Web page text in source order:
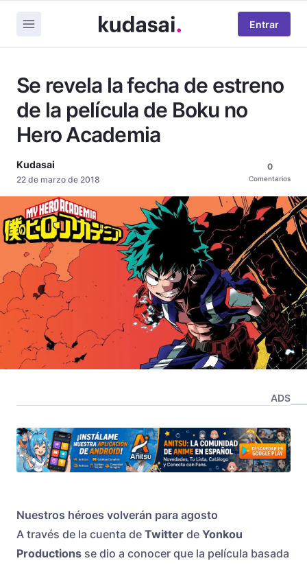
Entrar
Se revela la fecha de estreno
de la película de Boku no
Hero Academia
Kudasai
22 de marzo de 2018
0
Comentarios
ADS
Nuestros héroes volverán para agosto
A través de la cuenta de Twitter de Yonkou
Productions se dio a conocer que la película basada